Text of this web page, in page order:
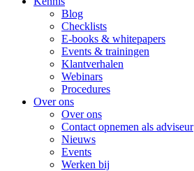
Blog
Checklists
E-books & whitepapers
Events & trainingen
Klantverhalen
Webinars
Procedures
Over ons
Over ons
Contact opnemen als adviseur
Nieuws
Events
Werken bij